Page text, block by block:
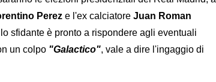
Perez e l'ex calciatore Juan Roman
sfidante è pronto a rispondere agli eventuali
un colpo "Galactico", vale a dire l'ingaggio di